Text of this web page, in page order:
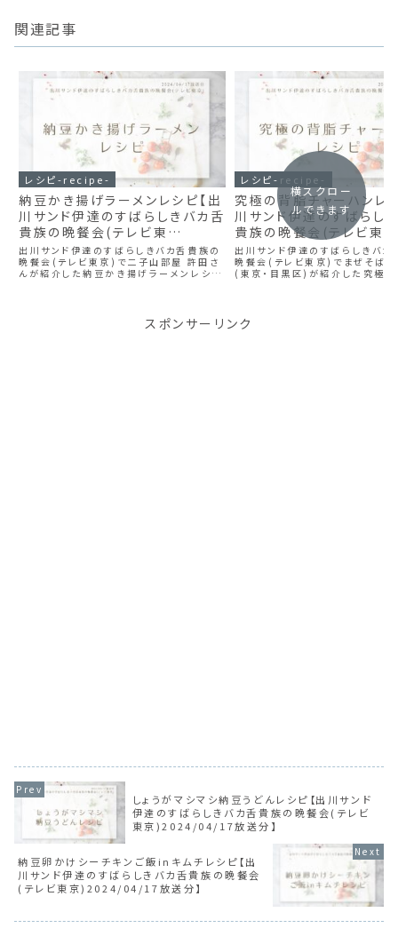
関連記事
レシピ-recipe-
納豆かき揚げラーメンレシピ【出
川サンド伊達のすばらしきバカ舌
貴族の晩餐会(テレビ東
京)2024/04/17放送分】
出川サンド伊達のすばらしきバカ舌貴族の
晩餐会(テレビ東京)で二子山部屋 許田さ
んが紹介した納豆かき揚げラーメンレシピ
レシピ-recipe-
究極の背脂チャーハンレ
川サンド伊達のすばらし
貴族の晩餐会(テレビ東
京)2024/04/17放送分】
出川サンド伊達のすばらしきバカ
晩餐会(テレビ東京)でまぜそばち
(東京・目黒区)が紹介した究極の
ク...
横スクロー
ルできます
スポンサーリンク
しょうがマシマシ納豆うどんレシピ【出川サンド
伊達のすばらしきバカ舌貴族の晩餐会(テレビ
東京)2024/04/17放送分】
納豆卵かけシーチキンご飯inキムチレシピ【出
川サンド伊達のすばらしきバカ舌貴族の晩餐会
(テレビ東京)2024/04/17放送分】